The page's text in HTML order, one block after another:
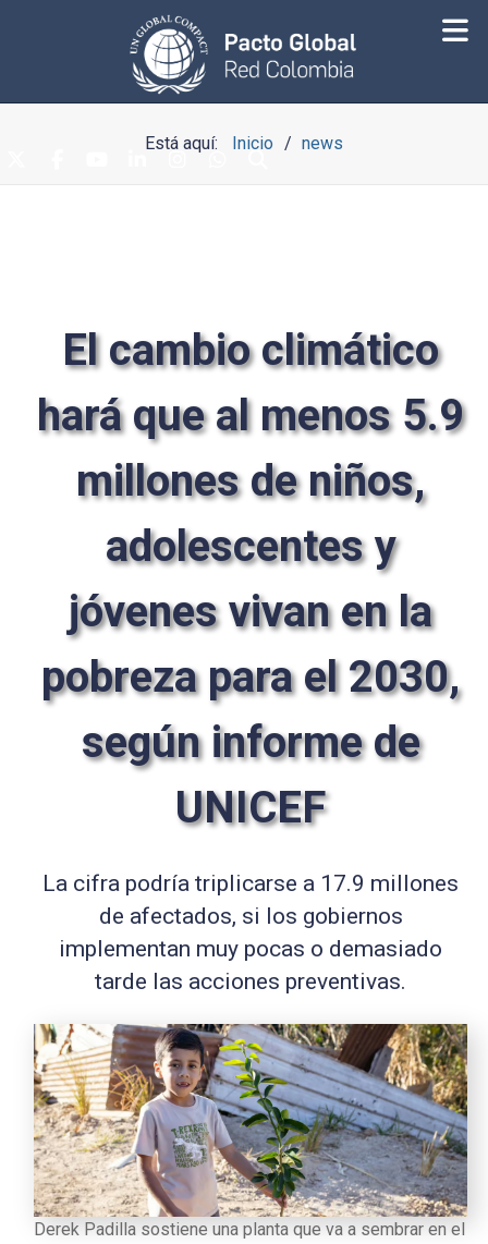
Está aquí: Inicio news
El cambio climático
hará que al menos 5.9
millones de niños,
adolescentes y
jóvenes vivan en la
pobreza para el 2030,
según informe de
UNICEF
La cifra podría triplicarse a 17.9 millones
de afectados, si los gobiernos
implementan muy pocas o demasiado
tarde las acciones preventivas.
Derek Padilla sostiene una planta que va a sembrar en el